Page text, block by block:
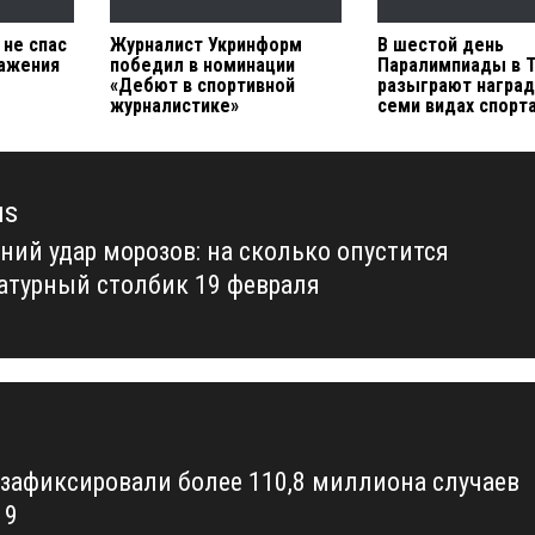
спас
Журналист Укринформ
победил в номинации
«Дебют в спортивной
журналистике»
В шестой день
Паралимпиады в
разыграют
семи видах
удар морозов: на сколько опустится
столбик 19 февраля
более 110,8 миллиона случаев